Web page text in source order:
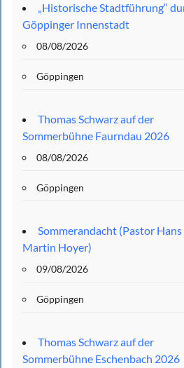
„Historische Stadtführung“
Göppinger Innenstadt
08/08/2026
Göppingen
Thomas Schwarz auf der
Sommerbühne Faurndau 2026
08/08/2026
Göppingen
Sommerandacht (Pastor Hans
Martin Hoyer)
09/08/2026
Göppingen
Thomas Schwarz auf der
Sommerbühne Eschenbach 2026